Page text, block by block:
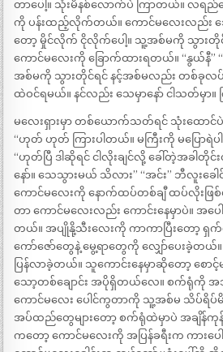
တာပေါ့။ သုံးမိနစ်လောက်ပဲ ကြာတယ်။ လရည်
ကို ပန်းထည့်လိုက်တယ်။ ကောင်မလေးလည်း ဘေး
တော့ မှိုင်လိုက် ငိုလိုက်ပေါ့။ သူ့အစ်မကို သွားတို
ကောင်မလေးကို ခြောက်ထားရတယ်။ “နွယ်နီ” “
အစ်မကို သွားတိုင်ရင် နင့်အစ်မလည်း တစ်ခုလပ်
ထဲဝင်ရမယ်။ နင်လည်း သေမှာနော် ငါသတ်မှာ။ က
မလေးရှားမှာ တစ်ယောက်သတ်ရင် သုံးထောင်ပဲ
“ဟုတ် ဟုတ် ကြားပါတယ်။ မကြီးကို မပြောရဲပ
“ဟုတ်ပြီ ဒါဆိုရင် ငါလိုးချင်လို့ ခေါ်တဲ့အခါတို
နော်။ သေသွားမယ် သိလား” “အင်း” ဘီလူးခေါင်
ကောင်မလေးကို နောက်ထပ်တစ်ချီ ထပ်လိုးဖ
တာ ကောင်မလေးလည်း ကောင်းနေမှာပဲ။ အပ
တယ်။ အပျိုနို့သီးလေးကို ကာကာပြီးတော့ ရှက်န
ကော်ဇော်တွေနဲ့ မွေ့ရာတွေကို လျှော်ပေးခဲ့တယ်
ပြန်လာခဲ့တယ်။ သူကောင်းနေမှာဆိုတော့ စော
သော့တစ်ချောင်း အပိုရှိတယ်လေ။ စက်ရုံကို အ
ကောင်မလေး ပေါင်ကွတာကို သူ့အစ်မ သိပ်ရိ
အပ်ထည်တွေများတော့ စက်ရုံထဲမှာပဲ အချိန်ကုန်
ကတော့ ကောင်မလေးကို အပြန်ခရီးက ကားပ